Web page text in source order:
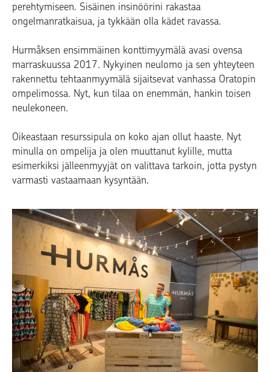
perehtymiseen. Sisäinen insinöörini rakastaa
ongelmanratkaisua, ja tykkään olla kädet ravassa.
Hurmåksen ensimmäinen konttimyymälä avasi ovensa
marraskuussa 2017. Nykyinen neulomo ja sen yhteyteen
rakennettu tehtaanmyymälä sijaitsevat vanhassa Oratopin
ompelimossa. Nyt, kun tilaa on enemmän, hankin toisen
neulekoneen.
Oikeastaan resurssipula on koko ajan ollut haaste. Nyt
minulla on ompelija ja olen muuttanut kylille, mutta
esimerkiksi jälleenmyyjät on valittava tarkoin, jotta pystyn
varmasti vastaamaan kysyntään.